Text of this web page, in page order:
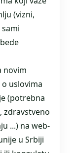
(vizni,
novim
uslovima
(potrebna
zdravstveno
...) na web-
u Srbiji